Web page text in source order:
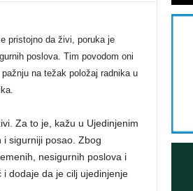
pristojno da živi, poruka je
poslova. Tim povodom oni
na težak položaj radnika u
Za to je, kažu u Ujedinjenim
sigurniji posao. Zbog
nesigurnih poslova i
dodaje da je cilj ujedinjenje